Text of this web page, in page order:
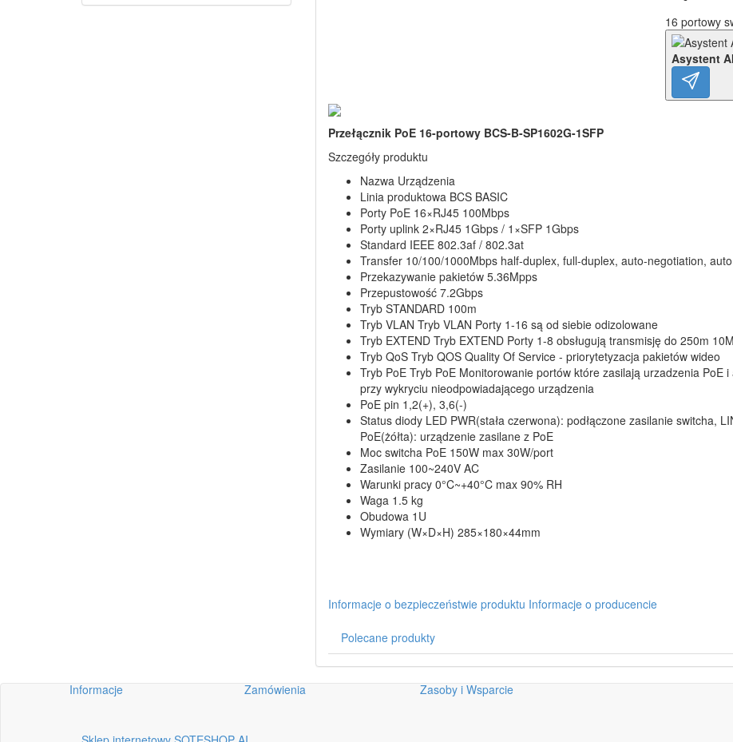
16 portowy
Asystent AI
Przełącznik PoE 16-portowy BCS-B-SP1602G-1SFP
Szczegóły produktu
Nazwa Urządzenia
Linia produktowa BCS BASIC
Porty PoE 16×RJ45 100Mbps
Porty uplink 2×RJ45 1Gbps / 1×SFP 1Gbps
Standard IEEE 802.3af / 802.3at
Transfer 10/100/1000Mbps half-duplex, full-duplex, auto-negotiation,
Przekazywanie pakietów 5.36Mpps
Przepustowość 7.2Gbps
Tryb STANDARD 100m
Tryb VLAN Tryb VLAN Porty 1-16 są od siebie odizolowane
Tryb EXTEND Tryb EXTEND Porty 1-8 obsługują transmisję do 250m
Tryb QoS Tryb QOS Quality Of Service - priorytetyzacja pakietów wideo
Tryb PoE Tryb PoE Monitorowanie portów które zasilają urzadzenia PoE
przy wykryciu nieodpowiadającego urządzenia
PoE pin 1,2(+), 3,6(-)
Status diody LED PWR(stała czerwona): podłączone zasilanie switcha,
PoE(żółta): urządzenie zasilane z PoE
Moc switcha PoE 150W max 30W/port
Zasilanie 100~240V AC
Warunki pracy 0°C~+40°C max 90% RH
Waga 1.5 kg
Obudowa 1U
Wymiary (W×D×H) 285×180×44mm
Informacje o bezpieczeństwie produktu Informacje o producencie
Polecane produkty
Informacje Zamówienia Zasoby i Wsparcie